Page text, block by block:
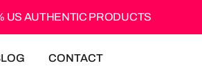
US AUTHENTIC PRODUCTS
CONTACT